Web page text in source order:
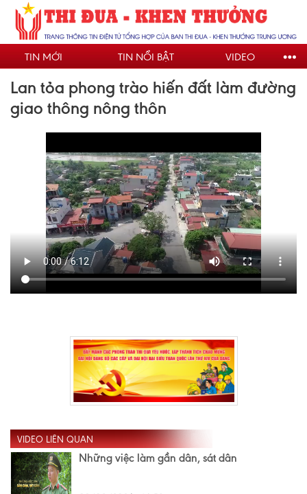
Nhảy
đến
nội
dungTIN MỚI TIN NỔI BẬT VIDEO
Lan tỏa phong trào hiến đất làm đường
giao thông nông thôn
VIDEO LIÊN QUAN
Những việc làm gần dân, sát dân